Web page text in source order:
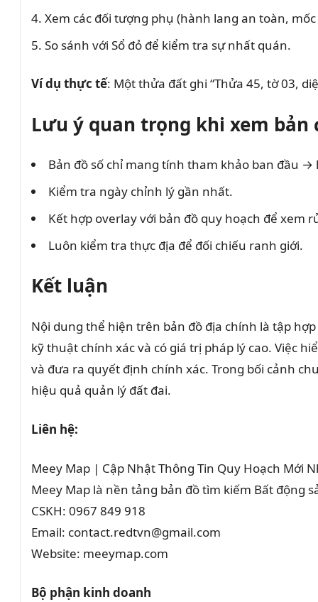
Xem các đối tượng phụ (hành lang an toàn,
So sánh với Sổ đỏ để kiểm tra sự nhất quán.
Ví dụ thực tế: Một thửa đất ghi “Thửa 45, tờ 03,
Lưu ý quan trọng khi xem bản
Bản đồ số chỉ mang tính tham khảo ban đầu
Kiểm tra ngày chỉnh lý gần nhất.
Kết hợp overlay với bản đồ quy hoạch để xem
Luôn kiểm tra thực địa để đối chiếu ranh giới.
Kết luận
Nội dung thể hiện trên bản đồ địa chính là tập
kỹ thuật chính xác và có giá trị pháp lý cao. Việc
và đưa ra quyết định chính xác. Trong bối cảnh
hiệu quả quản lý đất đai.
Liên hệ:
Meey Map | Cập Nhật Thông Tin Quy Hoạch Mới
Meey Map là nền tảng bản đồ tìm kiếm Bất động
CSKH: 0967 849 918
Email: contact.redtvn@gmail.com
Website: meeymap.com
Bộ phận kinh doanh